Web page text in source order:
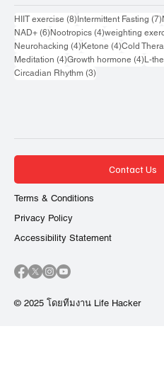
HIIT exercise (8)8 กระทู้
Intermittent Fasting (7)
NAD+ (6)6 กระทู้
Nootropics (4)4 กระทู้
weighting
Neurohacking (4)4 กระทู้
Ketone (4)4 กระทู้
Cold
Meditation (4)4 กระทู้
Growth hormone (4)4 กร
L-
Circadian Rhythm (3)3 กระทู้
© 2025 โดยทีมงาน Life Hacker
Contact Us
Terms & Conditions
Privacy Policy
Accessibility Statement